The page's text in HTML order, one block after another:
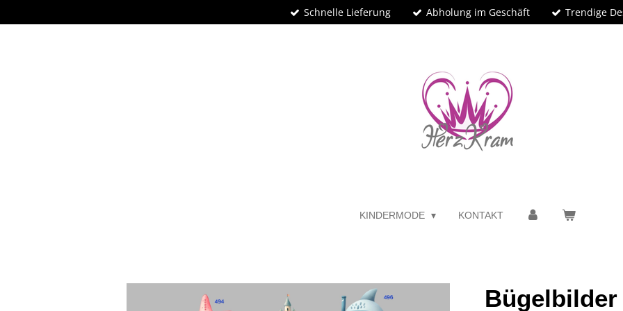
Hauptinhalt
Schnelle Lieferung Abholung im Geschäft Trendige
KINDERMODE KONTAKT
Bügelbilder